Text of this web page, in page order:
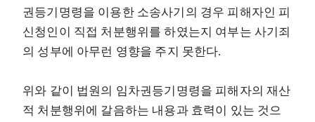
권등기명령을 이용한 소송사기의 경우 피해자인 피
신청인이 직접 처분행위를 하였는지 여부는 사기죄
의 성부에 아무런 영향을 주지 못한다.
위와 같이 법원의 임차권등기명령을 피해자의 재산
적 처분행위에 갈음하는 내용과 효력이 있는 것으